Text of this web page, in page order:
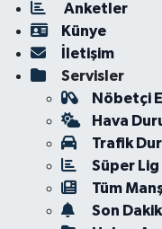
Anketler
Künye
İletişim
Servisler
Nöbetçi
Hava
Trafik
Süper
Tüm
Son